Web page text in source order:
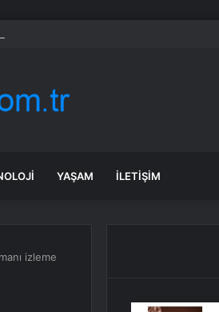
YAŞAM İLETIŞIM
izleme